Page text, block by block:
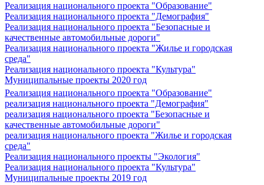
Реализация национального проекта "Образование"
Реализация национального проекта "Демография"
Реализация национального проекта "Безопасные и
качественные автомобильные дороги"
Реализация национального проекта "Жилье и городская
среда"
Реализация национального проекта "Культура"
Муниципальные проекты 2020 год
Реализация национального проекта "Образование"
реализация национального проекта "Демография"
реализация национального проекта "Безопасные и
качественные автомобильные дороги"
реализация национального проекта "Жилье и городская
среда"
Реализация национального проекты "Экология"
Реализация национального проекта "Культура"
Муниципальные проекты 2019 год